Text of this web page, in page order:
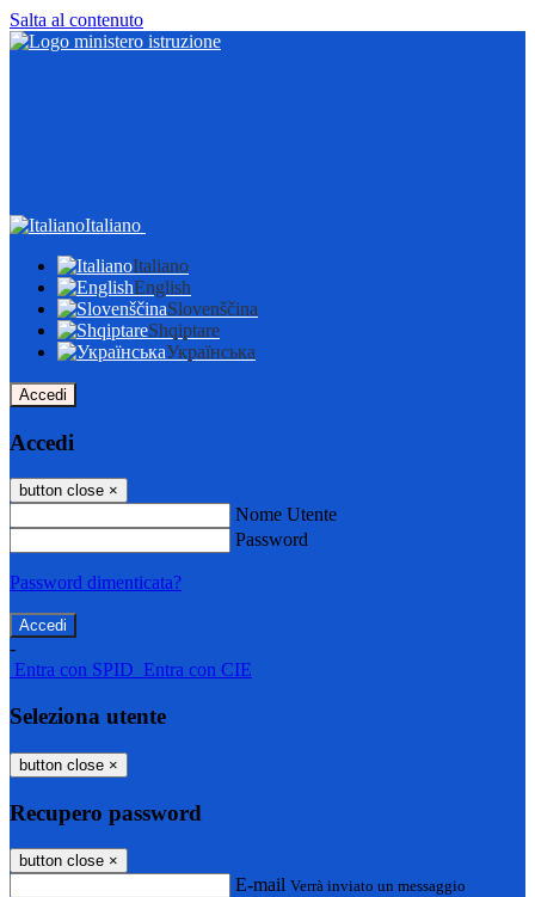
Salta al contenuto
Italiano
Italiano
English
Slovenščina
Shqiptare
Українська
Accedi
Accedi
button close ×
Nome Utente
Password
Password dimenticata?
-
Entra con SPID Entra con CIE
Seleziona utente
button close ×
Recupero password
button close ×
E-mail Verrà inviato un messaggio